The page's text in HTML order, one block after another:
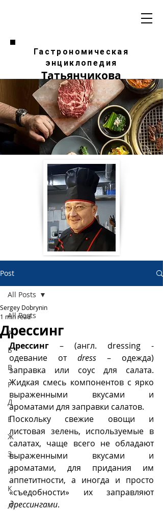
Гастрономическая
энциклопедия
Татьянчикова
Post
All Posts
А
Б
В
Г
Д
Е
Ж
З
И
К
Л
All Posts
Дрессинг
Sergey Dobrynin
1 min read
Дрессинг – (англ. dressing -
одевание от dress – одежда)
заправка или соус для салата.
Жидкая смесь компонентов с ярко
выраженными вкусами и
ароматами для заправки салатов.
Поскольку свежие овощи и
листовая зелень, используемые в
салатах, чаще всего не обладают
выраженными вкусами и
ароматами, для придания им
аппетитности, а иногда и просто
«съедобности» их заправляют
дрессингами.